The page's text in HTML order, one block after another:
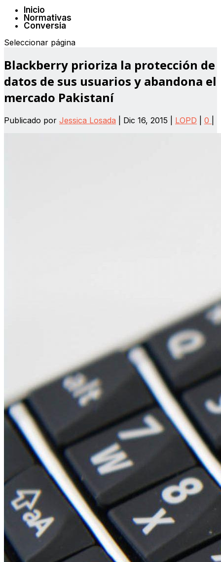
Inicio
Normativas
Conversia
Seleccionar página
Blackberry prioriza la protección de
datos de sus usuarios y abandona el
mercado Pakistaní
Publicado por Jessica Losada Dic 16, 2015 LOPD 0